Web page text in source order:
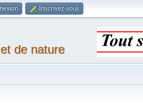
Inscrivez-vous
de nature